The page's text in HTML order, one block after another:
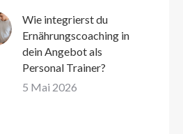
Wie integrierst du
Ernährungscoaching in
dein Angebot als
Personal Trainer?
5 Mai 2026